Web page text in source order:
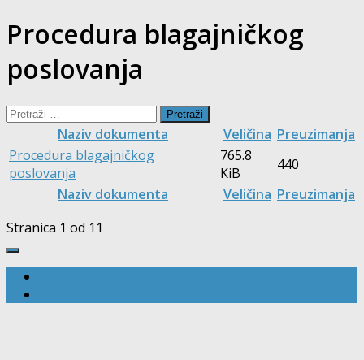
Procedura blagajničkog
poslovanja
Pretraži:
Naziv dokumenta
Veličina Preuzimanja
Naziv dokumenta Veličina Preuzimanja
Procedura blagajničkog
poslovanja
765.8
KiB
440
Stranica 1 od 1 1